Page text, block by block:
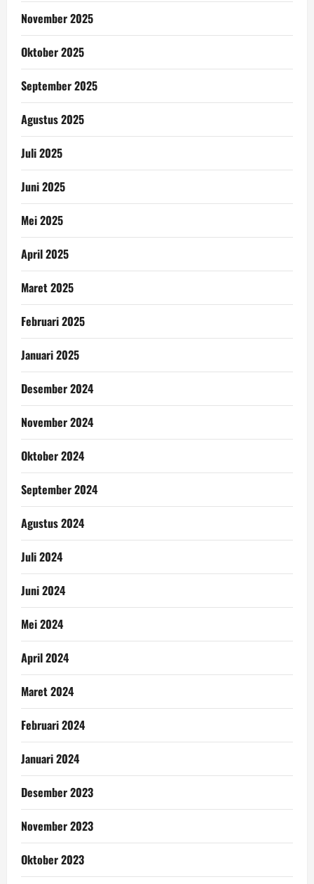
November 2025
Oktober 2025
September 2025
Agustus 2025
Juli 2025
Juni 2025
Mei 2025
April 2025
Maret 2025
Februari 2025
Januari 2025
Desember 2024
November 2024
Oktober 2024
September 2024
Agustus 2024
Juli 2024
Juni 2024
Mei 2024
April 2024
Maret 2024
Februari 2024
Januari 2024
Desember 2023
November 2023
Oktober 2023